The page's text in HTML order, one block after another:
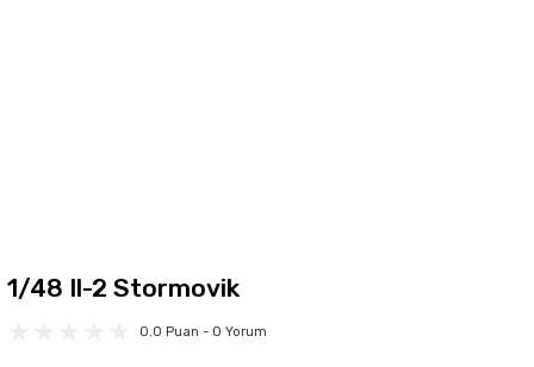
1/48 Il-2 Stormovik
0.0 Puan - 0 Yorum